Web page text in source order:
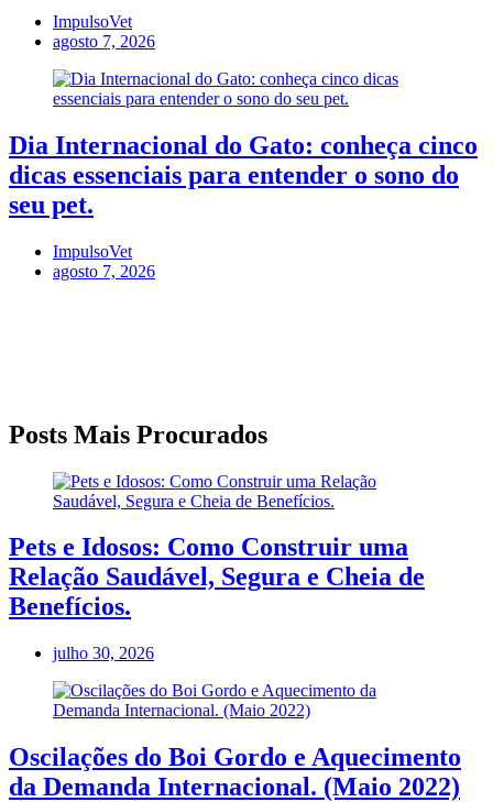
ImpulsoVet
agosto 7, 2026
Dia Internacional do Gato: conheça cinco
dicas essenciais para entender o sono do
seu pet.
ImpulsoVet
agosto 7, 2026
Posts Mais Procurados
Pets e Idosos: Como Construir uma
Relação Saudável, Segura e Cheia de
Benefícios.
julho 30, 2026
Oscilações do Boi Gordo e Aquecimento
da Demanda Internacional. (Maio 2022)